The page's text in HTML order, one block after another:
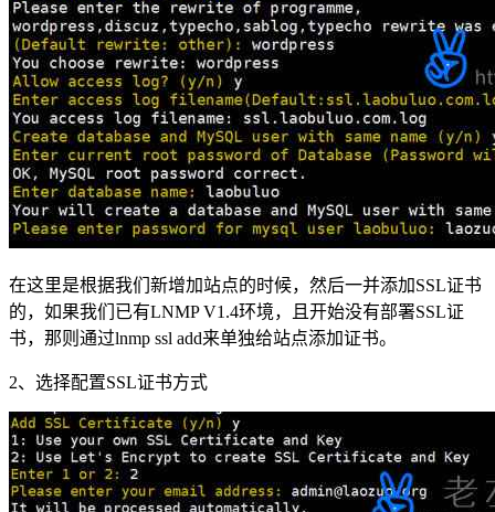
在这里是根据我们新增加站点的时候，然后一并添加SSL证书
的，如果我们已有LNMP V1.4环境，且开始没有部署SSL证
书，那则通过lnmp ssl add来单独给站点添加证书。
2、选择配置SSL证书方式